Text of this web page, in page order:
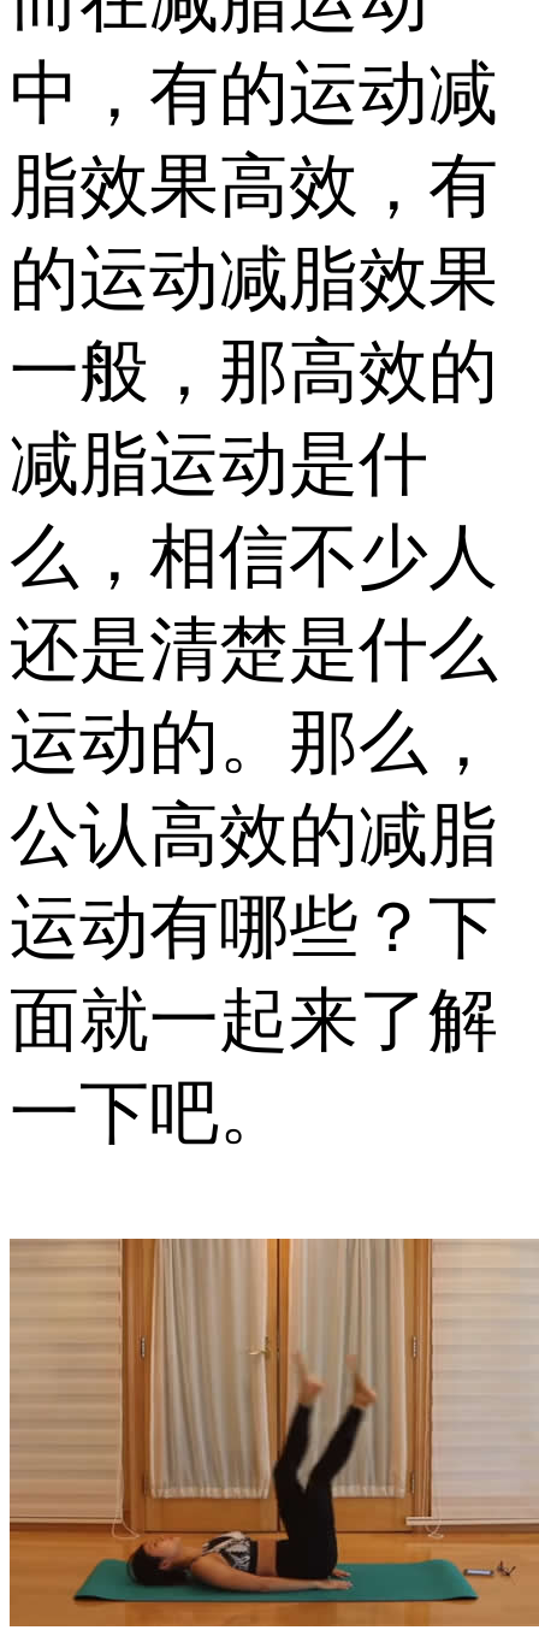
中，有的运动减
脂效果高效，有
的运动减脂效果
一般，那高效的
减脂运动是什
么，相信不少人
还是清楚是什么
运动的。那么，
公认高效的减脂
运动有哪些？下
面就一起来了解
一下吧。